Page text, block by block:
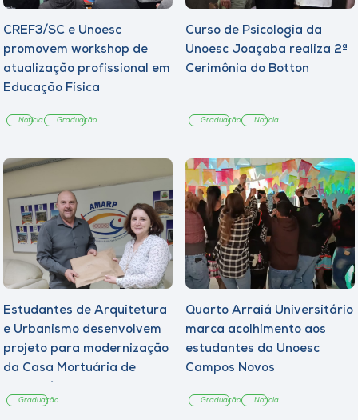
CREF3/SC e Unoesc
promovem workshop de
atualização profissional em
Educação Física
Notícia Graduação
Curso de Psicologia da
Unoesc Joaçaba realiza 2ª
Cerimônia do Botton
Graduação Notícia
Estudantes de Arquitetura
e Urbanismo desenvolvem
projeto para modernização
da Casa Mortuária de
Graduação
Quarto Arraiá Universitário
marca acolhimento aos
estudantes da Unoesc
Campos Novos
Graduação Notícia